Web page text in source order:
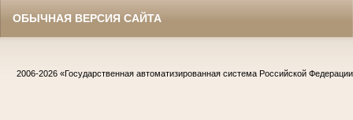
ОБЫЧНАЯ ВЕРСИЯ САЙТА
2006-2026 «Государственная автоматизированная система Российской